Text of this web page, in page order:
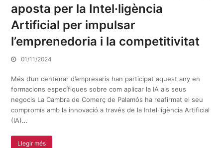
aposta per la Intel·ligència
Artificial per impulsar
l’emprenedoria i la competitivitat
01/11/2024
Més d’un centenar d’empresaris han participat aquest any en
formacions específiques sobre com aplicar la IA als seus
negocis La Cambra de Comerç de Palamós ha reafirmat el seu
compromís amb la innovació a través de la Intel·ligència Artificial
(IA)…
Llegir més